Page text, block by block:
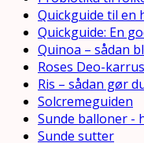
Quickguide til en
Quickguide: En
Quinoa – sådan
Roses Deo-
Ris – sådan gør
Solcremeguiden
Sunde balloner -
Sunde sutter